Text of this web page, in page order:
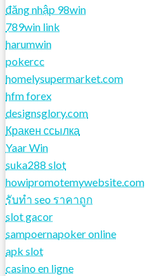
đăng nhập 98win
789win link
harumwin
pokercc
homelysupermarket.com
hfm forex
designsglory.com
Кракен ссылка
Yaar Win
suka288 slot
howipromotemywebsite.com
รับทํา seo ราคาถูก
slot gacor
sampoernapoker online
apk slot
casino en ligne